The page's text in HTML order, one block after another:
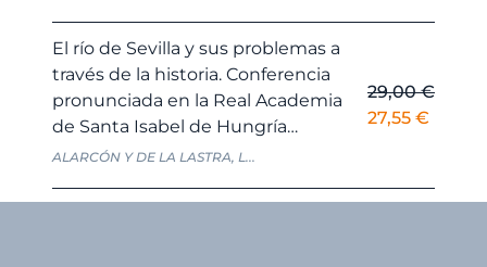
original
8,00 €.
actual
7,60 €.
El río de Sevilla y sus problemas a
través de la historia. Conferencia
pronunciada en la Real Academia
de Santa Isabel de Hungría…
ALARCÓN Y DE LA LASTRA, L...
29,00€
El
era:
27,55 €
es: